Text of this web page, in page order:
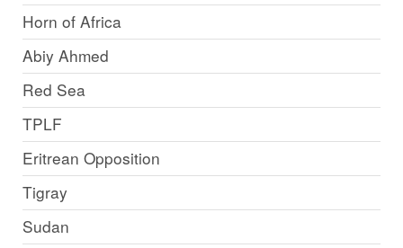
Horn of Africa
Abiy Ahmed
Red Sea
TPLF
Eritrean Opposition
Tigray
Sudan